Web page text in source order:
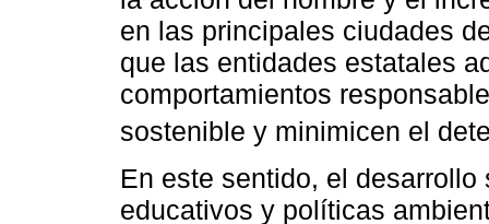
en las principales ciudades
que las entidades estatales
comportamientos
sostenible y minimicen el
En este sentido, el
educativos y políticas